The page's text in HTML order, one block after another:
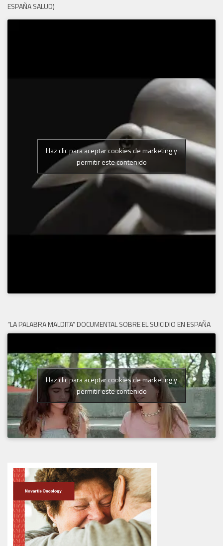
ESPAÑA SALUD)
Haz clic para aceptar cookies de marketing y
permitir este contenido
“LA PALABRA MALDITA” DOCUMENTAL SOBRE EL SUICIDIO EN ESPAÑA
Haz clic para aceptar cookies de marketing y
permitir este contenido